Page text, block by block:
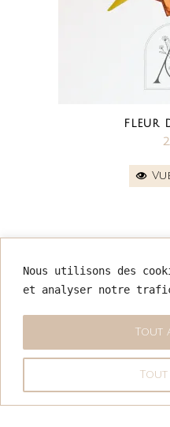
Nous utilisons des
et analyser notre
Tout
FLEUR
Politique
Nous